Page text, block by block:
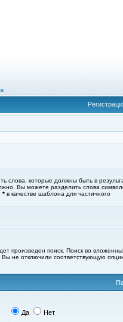
слова, которые должны быть в
Вы можете разделить слова
* в качестве шаблона для частичного
произведен поиск. Поиск во
Вы не отключили соответствующую
Да Нет